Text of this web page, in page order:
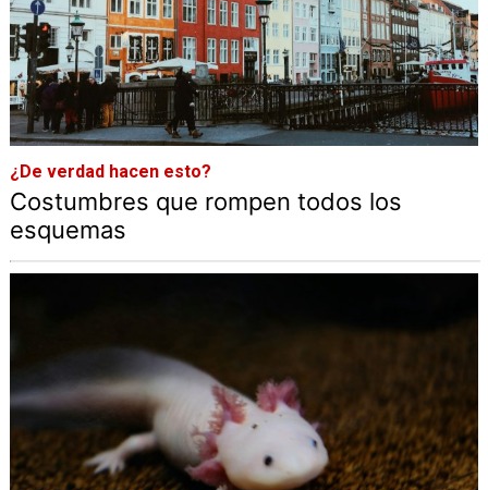
¿De verdad hacen esto?
Costumbres que rompen todos los
esquemas